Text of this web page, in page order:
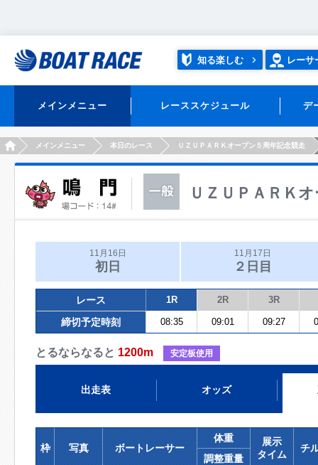
知る楽しむ レーサ
メインメニュー レーススケジュール デ
HOMEメインメニュー 本日のレース ＵＺＵＰＡＲＫオープン５周年記念競走
ＵＺＵＰＡＲＫ
11月16日
初日
11月17日
２日目
レース 1R 2R 3R
締切予定時刻 08:35 09:01 09:27
とるならなると 1200m 安定板使用
出走表 オッズ
枠 写真 ボートレーサー
体重
展示
タイム
チ
調整重量